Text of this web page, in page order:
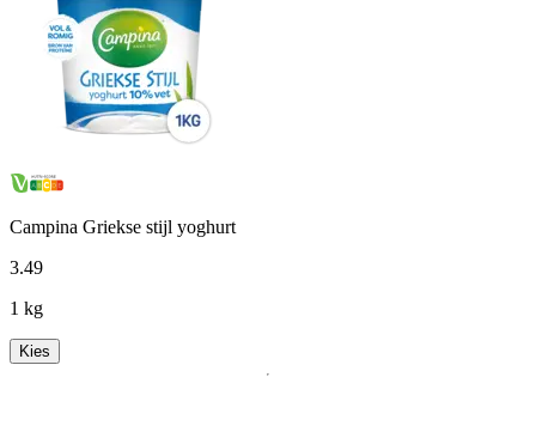
Campina Griekse stijl yoghurt
3.49
1 kg
Kies